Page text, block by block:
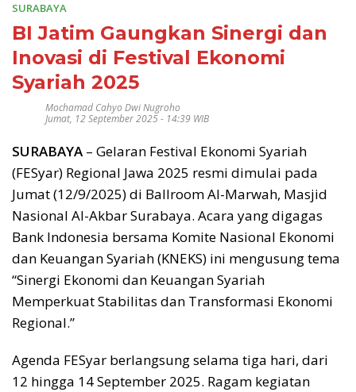
SURABAYA
BI Jatim Gaungkan Sinergi dan
Inovasi di Festival Ekonomi
Syariah 2025
Mochamad Cahyo Dwi Nugroho
Jumat, 12 September 2025 - 14:39 WIB
SURABAYA – Gelaran Festival Ekonomi Syariah
(FESyar) Regional Jawa 2025 resmi dimulai pada
Jumat (12/9/2025) di Ballroom Al-Marwah, Masjid
Nasional Al-Akbar Surabaya. Acara yang digagas
Bank Indonesia bersama Komite Nasional Ekonomi
dan Keuangan Syariah (KNEKS) ini mengusung tema
“Sinergi Ekonomi dan Keuangan Syariah
Memperkuat Stabilitas dan Transformasi Ekonomi
Regional.”
Agenda FESyar berlangsung selama tiga hari, dari
12 hingga 14 September 2025. Ragam kegiatan